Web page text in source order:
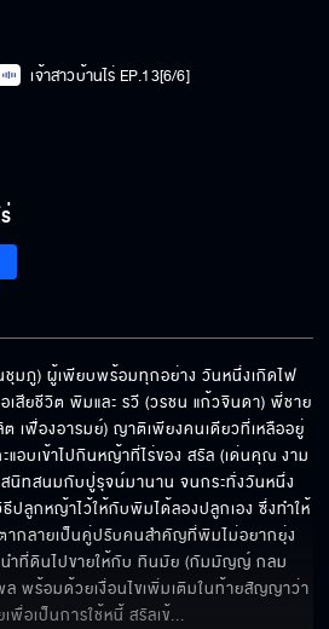
เจ้าสาวบ้านไร่ EP.13[6/6]
มภู) ผู้เพียบพร้อมทุกอย่าง วันหนึ่งเกิดไฟ
อเสียชีวิต พิมและ รวี (วรชน แก้วจินดา) พี่ชาย
เฟื่องอารมย์) ญาติเพียงคนเดียวที่เหลืออยู่
อบเข้าไปกินหญ้าที่ไร่ของ สรัล (เด่นคุณ งาม
สนิทสนมกับปู่รุจน์มานาน จนกระทั่งวันหนึ่ง
ปลูกหญ้าไว้ให้กับพิมได้ลองปลูกเอง ซึ่งทำให้
ากลายเป็นคู่ปรับคนสำคัญที่พิมไม่อยากยุ่ง
นำที่ดินไปขายให้กับ ทินมัย (กัมมัญญ์ กลม
ล พร้อมด้วยเงื่อนไขเพิ่มเติมในท้ายสัญญาว่า
พื่อเป็นการใช้หนี้ สรัลเข้...